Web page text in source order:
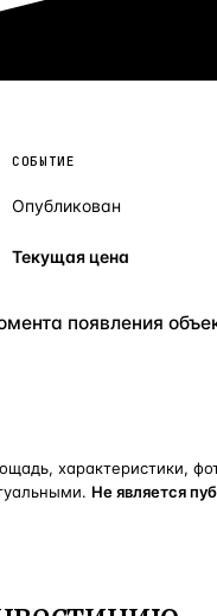
СОБЫТИЕ
Опубликован
Текущая цена
появления
характеристики,
Не является